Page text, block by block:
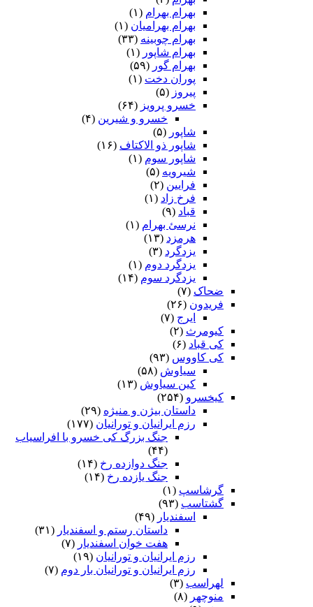
بهرام بهرام (۱)
بهرام بهرامیان‏ (۱)
بهرام چوبینه (۳۳)
بهرام شاپور (۱)
بهرام گور (۵۹)
پوران دخت (۱)
پیروز (۵)
خسرو پرویز (۶۴)
خسرو و شیرین (۴)
شاپور (۵)
شاپور ذو الاکتاف (۱۶)
شاپور سوم‏ (۱)
شیرویه (۵)
فرایین (۲)
فرخ زاد (۱)
قباد (۹)
نرسئ بهرام‏ (۱)
هرمزد (۱۳)
یزدگرد (۳)
یزدگرد دوم (۱)
یزدگرد سوم (۱۴)
ضحاک (۷)
فریدون (۲۶)
ایرج (۷)
کیومرث (۲)
کی قباد (۶)
کی کاووس (۹۳)
سیاوش (۵۸)
کین سیاوش (۱۳)
کیخسرو (۲۵۴)
داستان بیژن و منیژه (۲۹)
رزم ایرانیان و تورانیان (۱۷۷)
جنگ بزرگ کی خسرو با افراسیاب
(۴۴)
جنگ دوازده رخ (۱۴)
جنگ یازده رخ (۱۴)
گرشاسپ (۱)
گشتاسب (۹۳)
اسفندیار (۴۹)
داستان رستم و اسفندیار (۳۱)
هفت خوان اسفندیار (۷)
رزم ایرانیان و تورانیان (۱۹)
رزم ایرانیان و تورانیان بار دوم (۷)
لهراسب (۳)
منوچهر (۸)